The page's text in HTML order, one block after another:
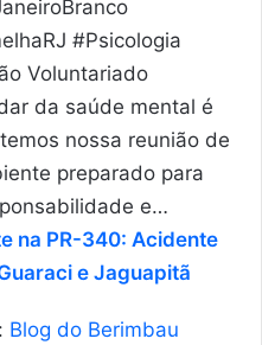
#Psicologia
Voluntariado
da saúde mental é
nossa reunião de
preparado para
e…
na PR-340: Acidente
e Jaguapitã
Blog do Berimbau